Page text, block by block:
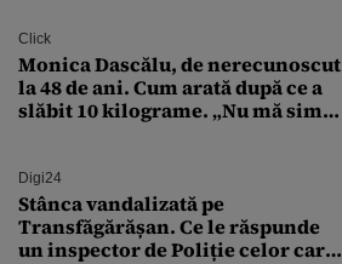
Click
Monica Dascălu, de nerecunoscut
la 48 de ani. Cum arată după ce a
slăbit 10 kilograme. „Nu mă simt
Digi24
Stânca vandalizată pe
Transfăgărășan. Ce le răspunde
un inspector de Poliție celor care